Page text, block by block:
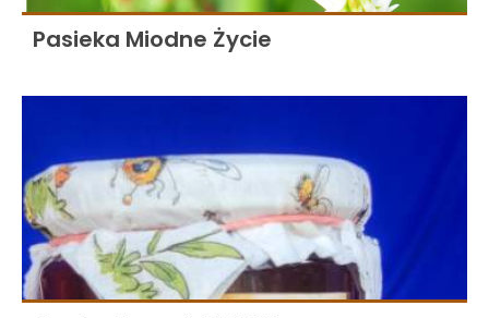
Pasieka Miodne Życie